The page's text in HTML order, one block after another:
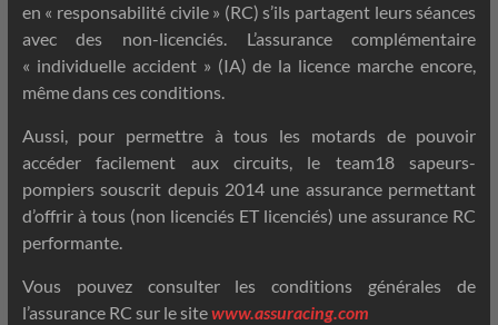
en « responsabilité civile » (RC) s’ils partagent leurs séances
avec des non-licenciés. L’assurance complémentaire
« individuelle accident » (IA) de la licence marche encore,
même dans ces conditions.
Aussi, pour permettre à tous les motards de pouvoir
accéder facilement aux circuits, le team18 sapeurs-
pompiers souscrit depuis 2014 une assurance permettant
d’offrir à tous (non licenciés ET licenciés) une assurance RC
performante.
Vous pouvez consulter les conditions générales de
l’assurance RC sur le sitewww.assuracing.com